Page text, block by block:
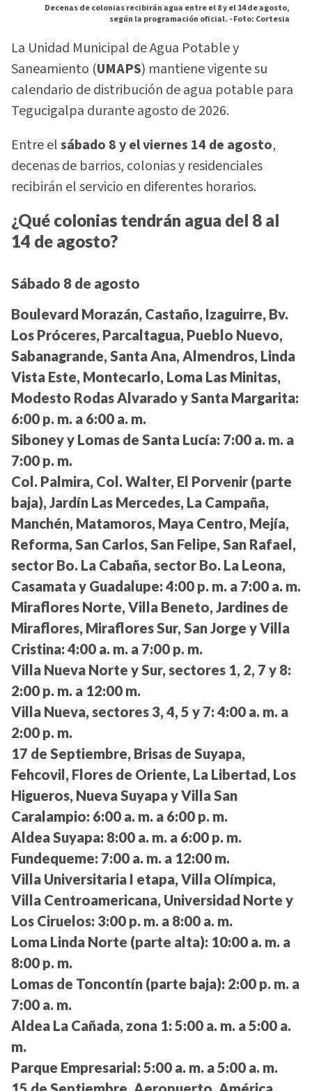
Decenas de colonias recibirán agua entre el 8 y el 14 de agosto,
según la programación oficial. -Foto: Cortesia
La Unidad Municipal de Agua Potable y
Saneamiento (UMAPS) mantiene vigente su
calendario de distribución de agua potable para
Tegucigalpa durante agosto de 2026.
Entre elsábado 8 y el viernes 14 de agosto,
decenas de barrios, colonias y residenciales
recibirán el servicio en diferentes horarios.
¿Qué colonias tendrán agua del 8 al
14 de agosto?
Sábado 8 de agosto
Boulevard Morazán, Castaño, Izaguirre, Bv.
Los Próceres, Parcaltagua, Pueblo Nuevo,
Sabanagrande, Santa Ana, Almendros, Linda
Vista Este, Montecarlo, Loma Las Minitas,
Modesto Rodas Alvarado y Santa Margarita:
6:00 p. m. a 6:00 a. m.
Siboney y Lomas de Santa Lucía: 7:00 a. m. a
7:00 p. m.
Col. Palmira, Col. Walter, El Porvenir (parte
baja), Jardín Las Mercedes, La Campaña,
Manchén, Matamoros, Maya Centro, Mejía,
Reforma, San Carlos, San Felipe, San Rafael,
sector Bo. La Cabaña, sector Bo. La Leona,
Casamata y Guadalupe: 4:00 p. m. a 7:00 a. m.
Miraflores Norte, Villa Beneto, Jardines de
Miraflores, Miraflores Sur, San Jorge y Villa
Cristina: 4:00 a. m. a 7:00 p. m.
Villa Nueva Norte y Sur, sectores 1, 2, 7 y 8:
2:00 p. m. a 12:00 m.
Villa Nueva, sectores 3, 4, 5 y 7: 4:00 a. m. a
2:00 p. m.
17 de Septiembre, Brisas de Suyapa,
Fehcovil, Flores de Oriente, La Libertad, Los
Higueros, Nueva Suyapa y Villa San
Caralampio: 6:00 a. m. a 6:00 p. m.
Aldea Suyapa: 8:00 a. m. a 6:00 p. m.
Fundequeme: 7:00 a. m. a 12:00 m.
Villa Universitaria I etapa, Villa Olímpica,
Villa Centroamericana, Universidad Norte y
Los Ciruelos: 3:00 p. m. a 8:00 a. m.
Loma Linda Norte (parte alta): 10:00 a. m. a
8:00 p. m.
Lomas de Toncontín (parte baja): 2:00 p. m. a
7:00 a. m.
Aldea La Cañada, zona 1: 5:00 a. m. a 5:00 a.
m.
Parque Empresarial: 5:00 a. m. a 5:00 a. m.